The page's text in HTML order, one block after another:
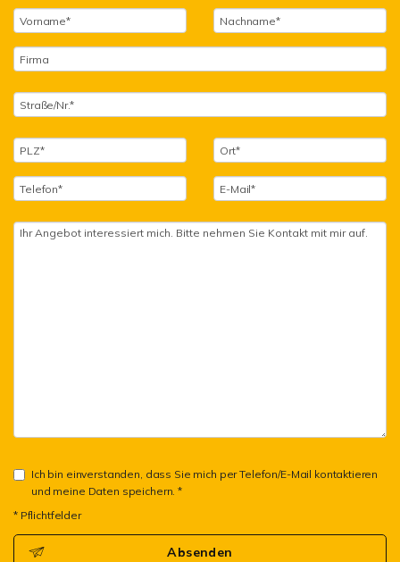
Ich bin einverstanden, dass Sie mich per Telefon/E-Mail kontaktieren
und meine Daten speichern. *
* Pflichtfelder
Absenden